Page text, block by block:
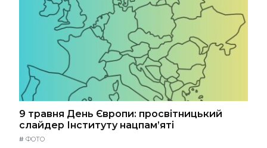
9 травня День Європи: просвітницький
слайдер Інституту нацпам’яті
# ФОТО